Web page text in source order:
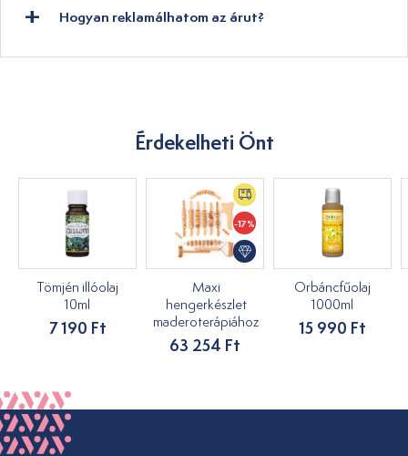
Hogyan reklamálhatom az árut?
Érdekelheti Önt
Tömjén illóolaj
10ml
7 190 Ft
-17%
Maxi
hengerkészlet
maderoterápiához
63 254 Ft
Orbáncfűolaj
1000ml
15 990 Ft